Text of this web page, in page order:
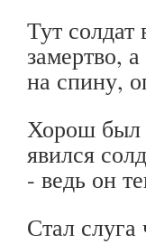
Тут солдат
замертво,
на спину,
Хорош был
явился
- ведь он
Стал слуга